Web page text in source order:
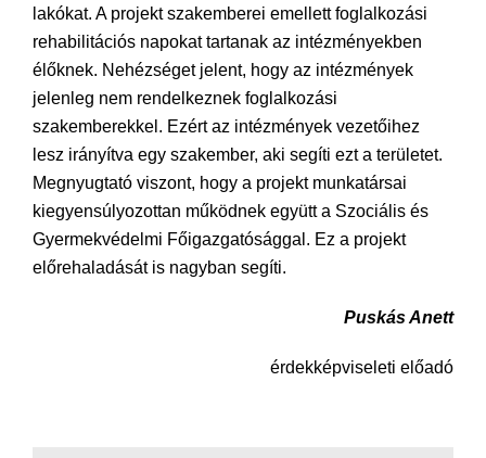
lakókat. A projekt szakemberei emellett foglalkozási
rehabilitációs napokat tartanak az intézményekben
élőknek. Nehézséget jelent, hogy az intézmények
jelenleg nem rendelkeznek foglalkozási
szakemberekkel. Ezért az intézmények vezetőihez
lesz irányítva egy szakember, aki segíti ezt a területet.
Megnyugtató viszont, hogy a projekt munkatársai
kiegyensúlyozottan működnek együtt a Szociális és
Gyermekvédelmi Főigazgatósággal. Ez a projekt
előrehaladását is nagyban segíti.
Puskás Anett
érdekképviseleti előadó